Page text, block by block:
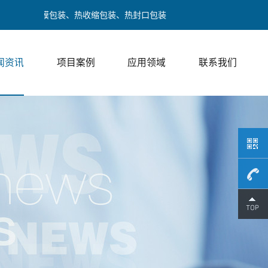
包装、热收缩包装、热封口包装
资讯 项目案例 应用领域 联系我们